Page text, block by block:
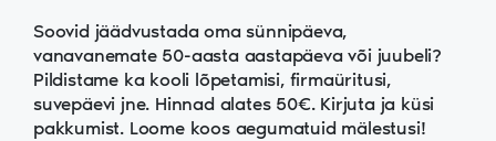
Soovid jäädvustada oma sünnipäeva,
vanavanemate 50-aasta aastapäeva või juubeli?
Pildistame ka kooli lõpetamisi, firmaüritusi,
suvepäevi jne. Hinnad alates 50€. Kirjuta ja küsi
pakkumist. Loome koos aegumatuid mälestusi!